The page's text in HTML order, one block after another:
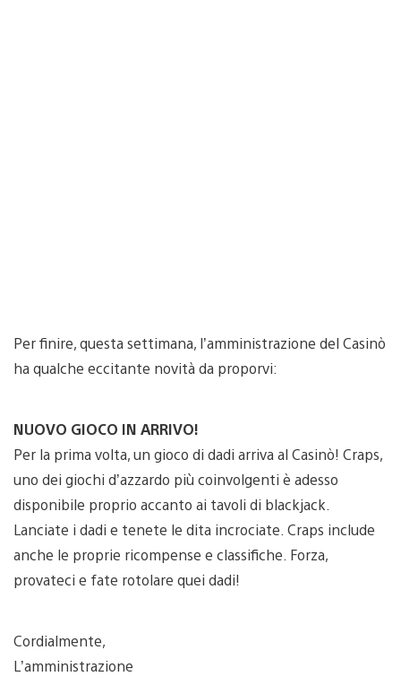
Per finire, questa settimana, l’amministrazione del Casinò
ha qualche eccitante novità da proporvi:
NUOVO GIOCO IN ARRIVO!
Per la prima volta, un gioco di dadi arriva al Casinò! Craps,
uno dei giochi d’azzardo più coinvolgenti è adesso
disponibile proprio accanto ai tavoli di blackjack.
Lanciate i dadi e tenete le dita incrociate. Craps include
anche le proprie ricompense e classifiche. Forza,
provateci e fate rotolare quei dadi!
Cordialmente,
L’amministrazione